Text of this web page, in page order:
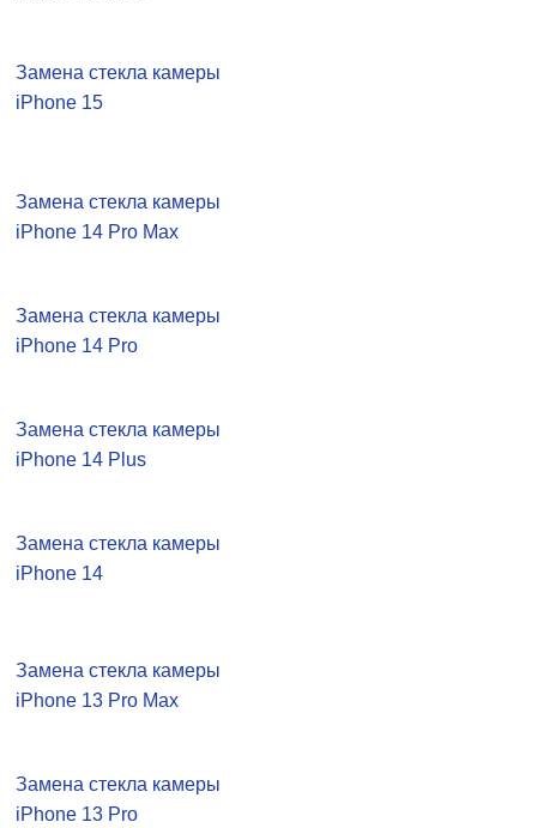
Замена стекла камеры
iPhone 15
Замена стекла камеры
iPhone 14 Pro Max
Замена стекла камеры
iPhone 14 Pro
Замена стекла камеры
iPhone 14 Plus
Замена стекла камеры
iPhone 14
Замена стекла камеры
iPhone 13 Pro Max
Замена стекла камеры
iPhone 13 Pro